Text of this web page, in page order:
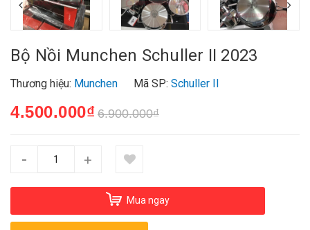
Bộ Nồi Munchen Schuller II 2023
Thương hiệu: Munchen Mã SP: Schuller II
4.500.000₫ 6.900.000₫
- +
Mua ngay